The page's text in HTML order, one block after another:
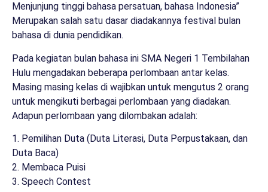
Menjunjung tinggi bahasa persatuan, bahasa Indonesia”
Merupakan salah satu dasar diadakannya festival bulan
bahasa di dunia pendidikan.
Pada kegiatan bulan bahasa ini SMA Negeri 1 Tembilahan
Hulu mengadakan beberapa perlombaan antar kelas.
Masing masing kelas di wajibkan untuk mengutus 2 orang
untuk mengikuti berbagai perlombaan yang diadakan.
Adapun perlombaan yang dilombakan adalah:
1. Pemilihan Duta (Duta Literasi, Duta Perpustakaan, dan
Duta Baca)
2. Membaca Puisi
3. Speech Contest